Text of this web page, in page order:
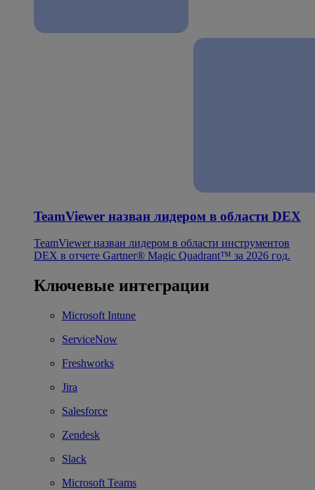
TeamViewer назван лидером в области DEX
TeamViewer назван лидером в области инструментов
DEX в отчете Gartner® Magic Quadrant™ за 2026 год.
Ключевые интеграции
Microsoft Intune
ServiceNow
Freshworks
Jira
Salesforce
Zendesk
Slack
Microsoft Teams